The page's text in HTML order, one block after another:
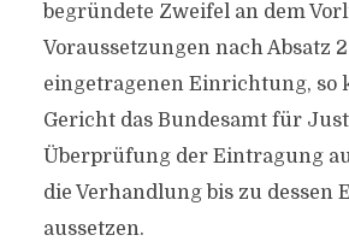
begründete Zweifel an dem
Voraussetzungen nach Absatz
eingetragenen Einrichtung, so
Gericht das Bundesamt für
Überprüfung der Eintragung
die Verhandlung bis zu dessen
aussetzen.